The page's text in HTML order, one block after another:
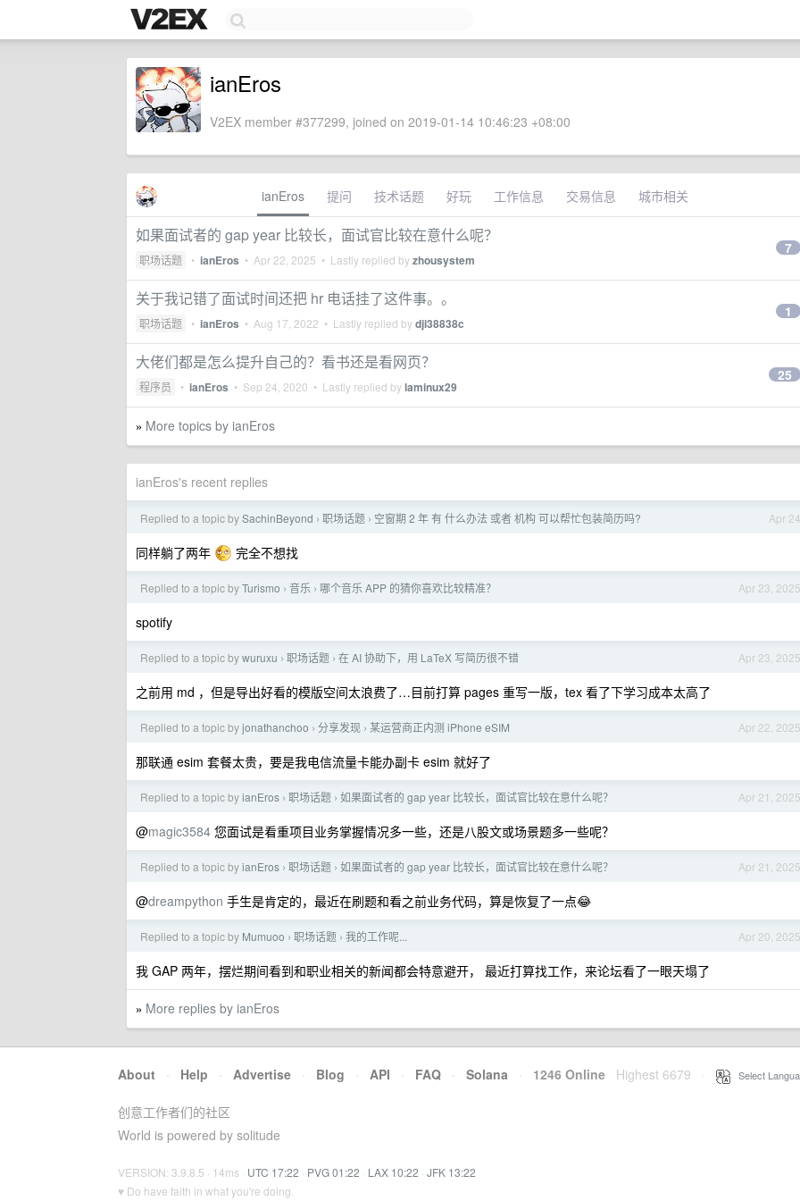
ianEros
V2EX member #377299, joined on 2019-01-14 10:46:23 +08:00
ianEros 提问 技术话题 好玩 工作信息 交易信息 城市相关
如果面试者的 gap year 比较长，面试官比较在意什么呢？
职场话题 • ianEros • Apr 22, 2025 • Lastly replied byzhousystem
7
关于我记错了面试时间还把 hr 电话挂了这件事。。
职场话题 • ianEros • Aug 17, 2022 • Lastly replied bydji38838c
1
大佬们都是怎么提升自己的？看书还是看网页？
程序员 • ianEros • Sep 24, 2020 • Lastly replied bylaminux29
25
» More topics by ianEros
ianEros's recent replies
Apr 24
Replied to a topic bySachinBeyond › 职场话题 › 空窗期 2 年 有 什么办法 或者 机构 可以帮忙包装简历吗?
同样躺了两年 完全不想找
Apr 23, 2025
Replied to a topic byTurismo › 音乐 › 哪个音乐 APP 的猜你喜欢比较精准？
spotify
Apr 23, 2025
Replied to a topic bywuruxu › 职场话题 › 在 AI 协助下，用 LaTeX 写简历很不错
之前用 md ，但是导出好看的模版空间太浪费了…目前打算 pages 重写一版，tex 看了下学习成本太高了
Apr 22, 2025
Replied to a topic byjonathanchoo › 分享发现 › 某运营商正内测 iPhone eSIM
那联通 esim 套餐太贵，要是我电信流量卡能办副卡 esim 就好了
Apr 21, 2025
Replied to a topic byianEros › 职场话题 › 如果面试者的 gap year 比较长，面试官比较在意什么呢？
@magic3584 您面试是看重项目业务掌握情况多一些，还是八股文或场景题多一些呢？
Apr 21, 2025
Replied to a topic byianEros › 职场话题 › 如果面试者的 gap year 比较长，面试官比较在意什么呢？
@dreampython 手生是肯定的，最近在刷题和看之前业务代码，算是恢复了一点😂
Apr 20, 2025
Replied to a topic by Mumuoo › 职场话题 › 我的工作呢...
我 GAP 两年，摆烂期间看到和职业相关的新闻都会特意避开， 最近打算找工作，来论坛看了一眼天塌了
» More replies by ianEros
About · Help · Advertise · Blog · API · FAQ · Solana · 1246 Online Highest 6679 Select
创意工作者们的社区
World is powered by solitude
VERSION: 3.9.8.5 · 14ms · UTC 17:22 · PVG 01:22 · LAX 10:22 · JFK 13:22
♥ Do have faith in what you're doing.